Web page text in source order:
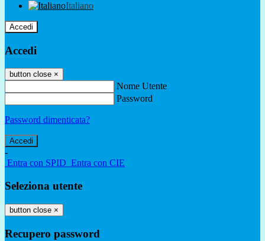
Italiano
Accedi
Accedi
button close ×
Nome Utente
Password
Password dimenticata?
-
Entra con SPID Entra con CIE
Seleziona utente
button close ×
Recupero password